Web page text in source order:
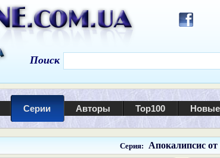
Поиск
Серии Авторы Top100 Новые
Серия: Апокалипсис